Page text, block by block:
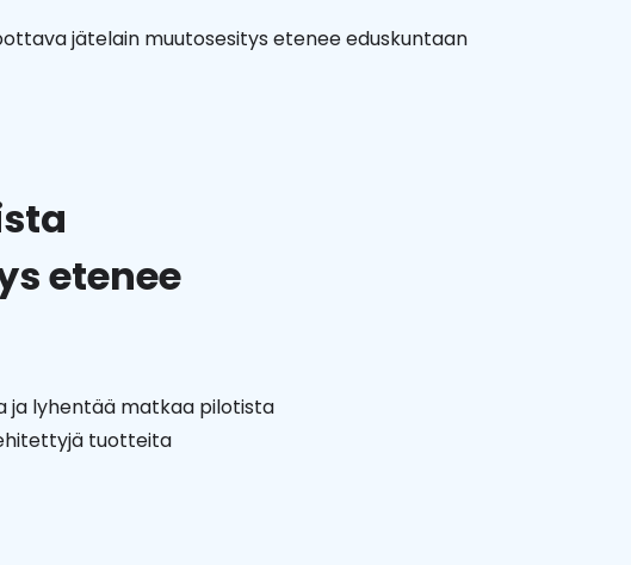
jätelain muutosesitys etenee eduskuntaan
etenee
ja lyhentää matkaa pilotista
tuotteita